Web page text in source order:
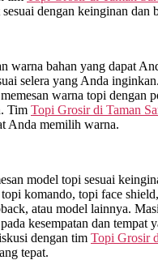
dengan keinginan dan
warna bahan yang dapat
selera yang Anda
warna topi dengan
Tim Topi Grosir di Taman
Anda memilih warna.
model topi sesuai
komando, topi face
atau model lainnya.
kesempatan dan tempat
dengan tim Topi Grosir
tepat.